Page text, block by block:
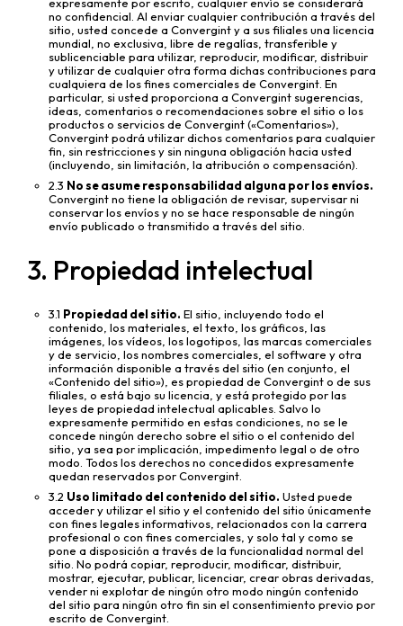
no confidencial. Al enviar cualquier contribución a través del
sitio, usted concede a Convergint y a sus filiales una licencia
mundial, no exclusiva, libre de regalías, transferible y
sublicenciable para utilizar, reproducir, modificar, distribuir
y utilizar de cualquier otra forma dichas contribuciones para
cualquiera de los fines comerciales de Convergint. En
particular, si usted proporciona a Convergint sugerencias,
ideas, comentarios o recomendaciones sobre el sitio o los
productos o servicios de Convergint («Comentarios»),
Convergint podrá utilizar dichos comentarios para cualquier
fin, sin restricciones y sin ninguna obligación hacia usted
(incluyendo, sin limitación, la atribución o compensación).
2.3 No se asume responsabilidad alguna por los envíos.
Convergint no tiene la obligación de revisar, supervisar ni
conservar los envíos y no se hace responsable de ningún
envío publicado o transmitido a través del sitio.
3. Propiedad intelectual
3.1 Propiedad del sitio. El sitio, incluyendo todo el
contenido, los materiales, el texto, los gráficos, las
imágenes, los vídeos, los logotipos, las marcas comerciales
y de servicio, los nombres comerciales, el software y otra
información disponible a través del sitio (en conjunto, el
«Contenido del sitio»), es propiedad de Convergint o de sus
filiales, o está bajo su licencia, y está protegido por las
leyes de propiedad intelectual aplicables. Salvo lo
expresamente permitido en estas condiciones, no se le
concede ningún derecho sobre el sitio o el contenido del
sitio, ya sea por implicación, impedimento legal o de otro
modo. Todos los derechos no concedidos expresamente
quedan reservados por Convergint.
3.2 Uso limitado del contenido del sitio. Usted puede
acceder y utilizar el sitio y el contenido del sitio únicamente
con fines legales informativos, relacionados con la carrera
profesional o con fines comerciales, y solo tal y como se
pone a disposición a través de la funcionalidad normal del
sitio. No podrá copiar, reproducir, modificar, distribuir,
mostrar, ejecutar, publicar, licenciar, crear obras derivadas,
vender ni explotar de ningún otro modo ningún contenido
del sitio para ningún otro fin sin el consentimiento previo por
escrito de Convergint.